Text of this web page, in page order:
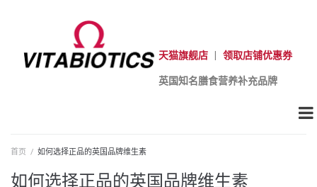
天猫旗舰店 领取店铺优惠券
英国知名膳食营养补充品牌
首页 / 如何选择正品的英国品牌维生素
如何选择正品的英国品牌维生素